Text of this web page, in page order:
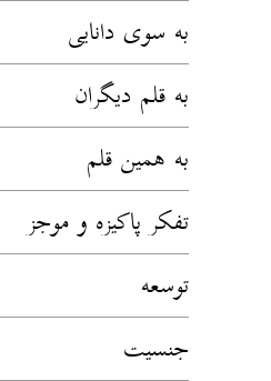
به سوی دانایی
به قلم دیگران
به همین قلم
تفکر پاکیزه و موجز
توسعه
جنسیت